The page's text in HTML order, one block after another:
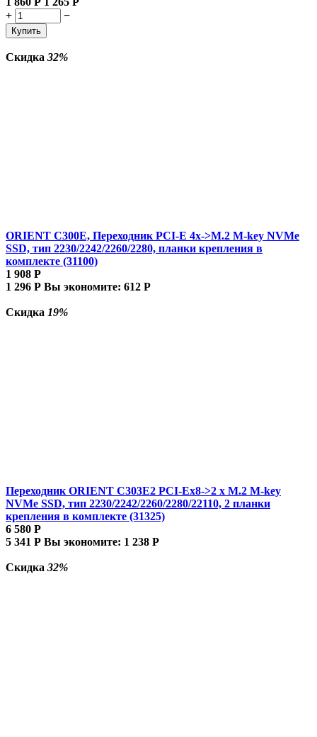
+
−
Купить
Скидка 32%
ORIENT C300E, Переходник PCI-E 4x->M.2 M-key NVMe
SSD, тип 2230/2242/2260/2280, планки крепления в
комплекте (31100)
1 908 Р
1 296 Р Вы экономите: 612 Р
Скидка 19%
Переходник ORIENT C303E2 PCI-Ex8->2 x M.2 M-key
NVMe SSD, тип 2230/2242/2260/2280/22110, 2 планки
крепления в комплекте (31325)
6 580 Р
5 341 Р Вы экономите: 1 238 Р
Скидка 32%